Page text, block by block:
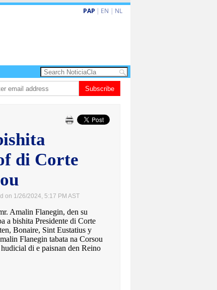
PAP | EN | NL
premium cu renobacion di US$106 miyon
Subscribe
di Corte
on 1/26/2024, 5:17 PM AST
Amalin Flanegin, den su
a bishita Presidente di Corte
Bonaire, Sint Eustatius y
Flanegin tabata na Corsou
di e paisnan den Reino